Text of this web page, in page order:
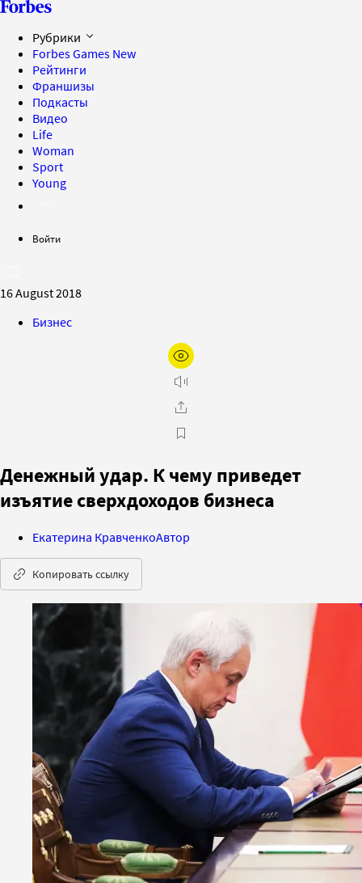
Рубрики
Forbes Games New
Рейтинги
Франшизы
Подкасты
Видео
Life
Woman
Sport
Young
Войти
16 August 2018
Бизнес
Денежный удар. К чему приведет
изъятие сверхдоходов бизнеса
Екатерина КравченкоАвтор
Копировать ссылку